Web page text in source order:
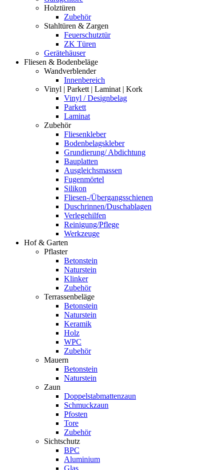
Holztüren
Zubehör
Stahltüren & Zargen
Feuerschutztür
ZK Türen
Gerätehäuser
Fliesen & Bodenbeläge
Wandverblender
Innenbereich
Vinyl | Parkett | Laminat | Kork
Vinyl / Designbelag
Parkett
Laminat
Zubehör
Fliesenkleber
Bodenbelagskleber
Grundierung/ Abdichtung
Bauplatten
Ausgleichsmassen
Fugenmörtel
Silikon
Fliesen-/Übergangsschienen
Duschrinnen/Duschablagen
Verlegehilfen
Reinigung/Pflege
Werkzeuge
Hof & Garten
Pflaster
Betonstein
Naturstein
Klinker
Zubehör
Terrassenbeläge
Betonstein
Naturstein
Keramik
Holz
WPC
Zubehör
Mauern
Betonstein
Naturstein
Zaun
Doppelstabmattenzaun
Schmuckzaun
Pfosten
Tore
Zubehör
Sichtschutz
BPC
Aluminium